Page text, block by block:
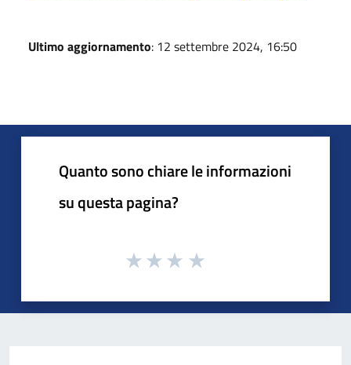
Ultimo aggiornamento: 12 settembre 2024, 16:50
Quanto sono chiare le informazioni
su questa pagina?